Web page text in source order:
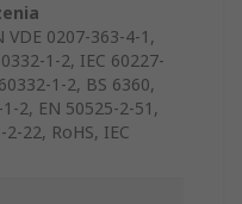
0207‐363‐4‐1,
IEC 60227‐
BS 6360,
EN 50525‐2‐51,
RoHS, IEC